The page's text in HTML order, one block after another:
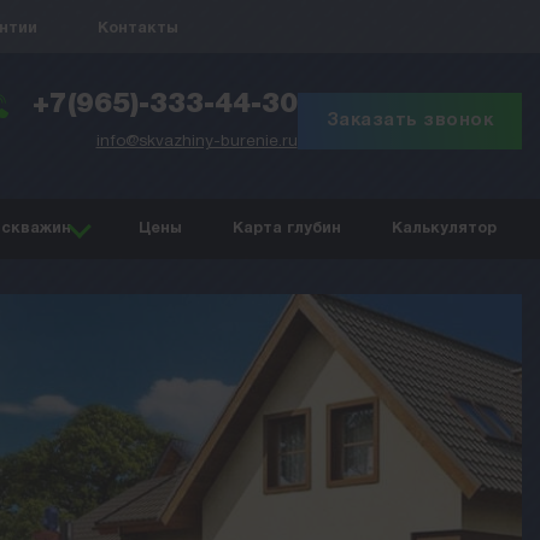
Контакты
+7(965)-333-44-30
info@skvazhiny-burenie.ru
Заказать звонок
Цены Карта глубин Калькулятор